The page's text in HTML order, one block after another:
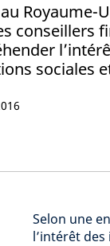
au
conseillers
sociales
Selon une
l’intérêt